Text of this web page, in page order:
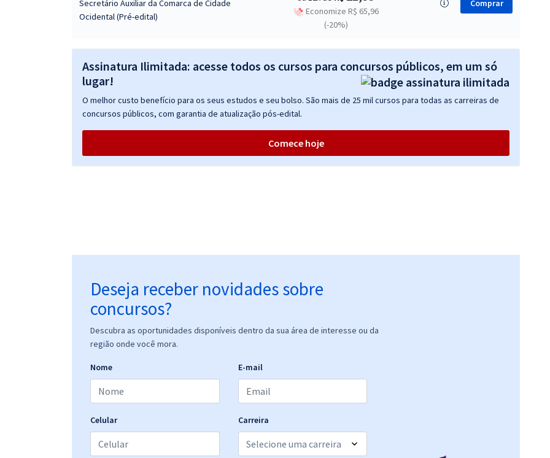
Secretário Auxiliar da Comarca de Cidade
Ocidental (Pré-edital)
Economize R$ 65,96
(-20%)
Comprar
Assinatura Ilimitada: acesse todos os cursos para concursos públicos, em um só
lugar!
O melhor custo benefício para os seus estudos e seu bolso. São mais de 25 mil cursos para todas as carreiras de
concursos públicos, com garantia de atualização pós-edital.
Comece hoje
Deseja receber novidades sobre
concursos?
Descubra as oportunidades disponíveis dentro da sua área de interesse ou da
região onde você mora.
Nome E-mail
Celular Carreira